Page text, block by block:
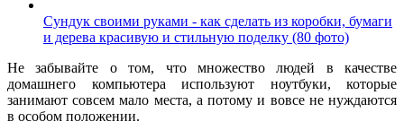
Сундук своими руками - как сделать из коробки, бумаги
и дерева красивую и стильную поделку (80 фото)
Не забывайте о том, что множество людей в качестве
домашнего компьютера используют ноутбуки, которые
занимают совсем мало места, а потому и вовсе не нуждаются
в особом положении.